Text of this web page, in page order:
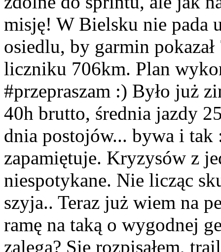
misję! W Bielsku nie pada
osiedlu, by garmin
liczniku 706km. Plan
#przepraszam :) Było już
40h brutto, średnia jazdy
dnia postojów... bywa i
zapamiętuje. Kryzysów z
niespotykane. Nie licząc
szyja.. Teraz już wiem na
ramę na taką o wygodnej
zalega? Się rozpisałem,